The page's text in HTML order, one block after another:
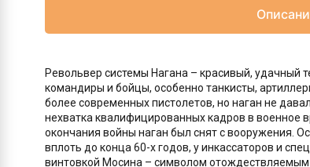
Револьвер системы Нагана – красивый, удачный
командиры и бойцы, особенно танкисты,
более современных пистолетов, но наган не
нехватка квалифицированных кадров в военное
окончания войны наган был снят с вооружения.
вплоть до конца 60-х годов, у инкассаторов и
винтовкой Мосина – символом отождествляемым